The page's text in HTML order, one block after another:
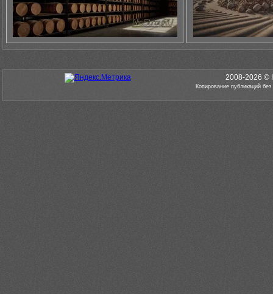
2008-2026 ©
Копирование публикаций